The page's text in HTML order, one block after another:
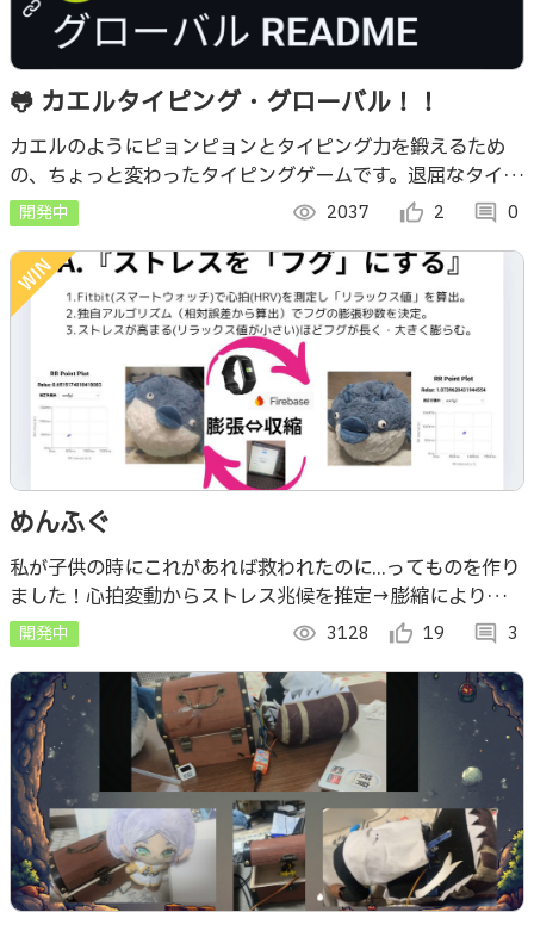
🐸 カエルタイピング・グローバル！！
カエルのようにピョンピョンとタイピング力を鍛えるため
の、ちょっと変わったタイピングゲームです。退屈なタイピ
ング練習に飽きたあなたへ、カエルの鳴き声とともに楽しく
スキルアップ！
開発中 visibility 2037 thumb_up_alt 2 comment 0
めんふぐ
私が子供の時にこれがあれば救われたのに...ってものを作り
ました！心拍変動からストレス兆候を推定→膨縮により生理
と意味づけのズレを探るフグ型触覚インタフェースを実装！
主観と生理の差を実証的に検証します
開発中 visibility 3128 thumb_up_alt 19 comment 3